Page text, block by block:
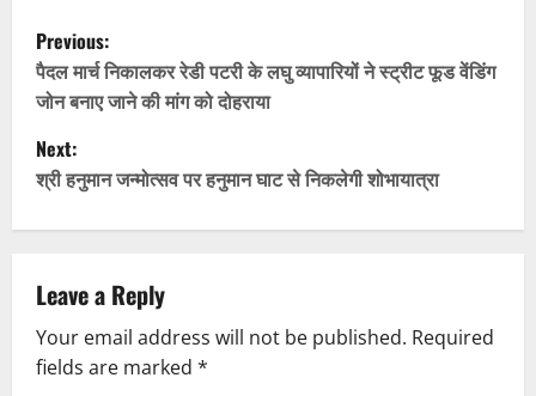
P
o
s
t
n
a
v
i
Previous:
पैदल मार्च निकालकर रेडी पटरी के लघु व्यापारियों ने स्ट्रीट फूड वेंडिंग
जोन बनाए जाने की मांग को दोहराया
Next:
श्री हनुमान जन्मोत्सव पर हनुमान घाट से निकलेगी शोभायात्रा
Leave a Reply
Your email address will not be published. Required
fields are marked *